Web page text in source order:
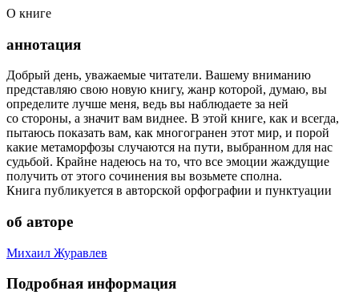
О книге
аннотация
Добрый день, уважаемые читатели. Вашему вниманию
представляю свою новую книгу, жанр которой, думаю, вы
определите лучше меня, ведь вы наблюдаете за ней
со стороны, а значит вам виднее. В этой книге, как и всегда,
пытаюсь показать вам, как многогранен этот мир, и порой
какие метаморфозы случаются на пути, выбранном для нас
судьбой. Крайне надеюсь на то, что все эмоции жаждущие
получить от этого сочинения вы возьмете сполна.
Книга публикуется в авторской орфографии и пунктуации
об авторе
Михаил Журавлев
Подробная информация